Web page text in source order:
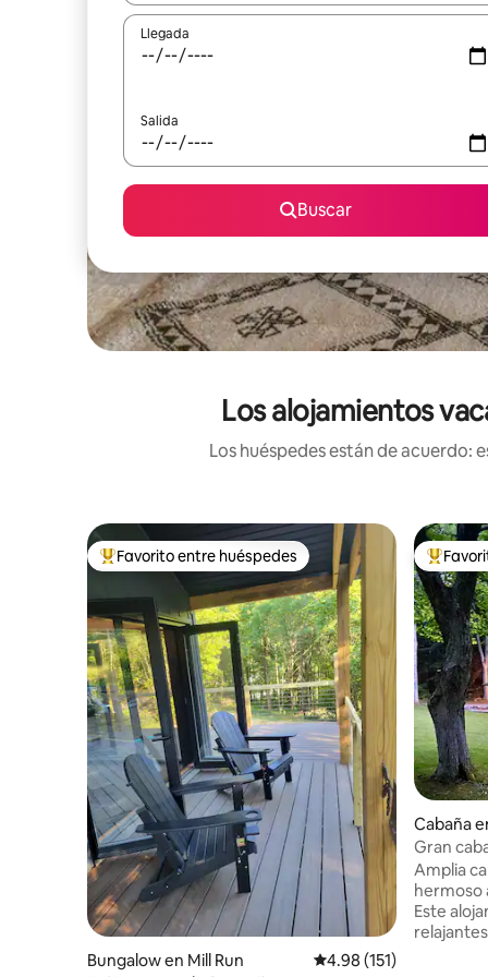
Llegada
Salida
Buscar
Los alojamientos
Los huéspedes están de
De los mejores en Favorito entre huéspedes
Favorito entre huéspedes
Bungalow en Mill Run Calificación promedio:
4.98 (151)
De los
Cabaña
Gran
Amplia
hermoso
Este